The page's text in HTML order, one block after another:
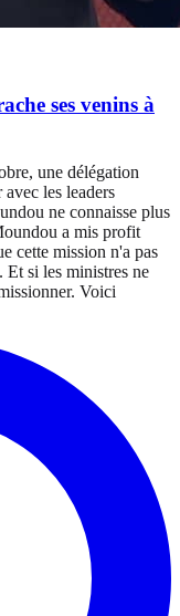
ses venins à
une délégation
les leaders
ne connaisse plus
a mis profit
cette mission n'a pas
Et si les ministres ne
Voici